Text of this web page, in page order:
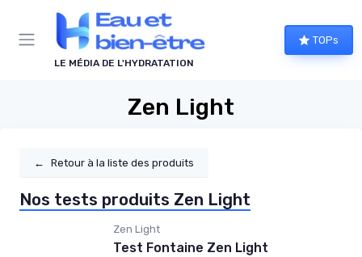
LE MÉDIA DE L'HYDRATATION
TOPs
Zen Light
← Retour à la liste des produits
Nos tests produits Zen Light
Zen Light
Test Fontaine Zen Light
Panneau de gestion des cookies